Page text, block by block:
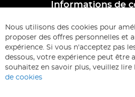
Informations de
ABONNEZ-VOUS &
Inscription
à
d’information
:
Inscription
Nous utilisons des cookies pour
proposer des offres personnelles et
expérience. Si vous n'acceptez pas
dessous, votre expérience peut être
souhaitez en savoir plus, veuillez lire
de cookies